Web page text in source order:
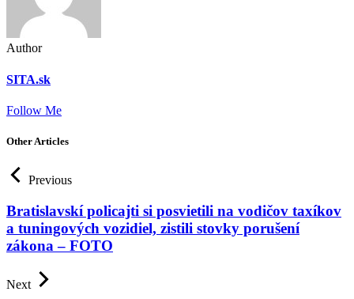
Author
SITA.sk
Follow Me
Other Articles
Previous
Bratislavskí policajti si posvietili na vodičov taxíkov
a tuningových vozidiel, zistili stovky porušení
zákona – FOTO
Next